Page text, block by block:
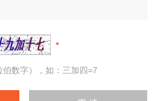
数字），如：三加四=7